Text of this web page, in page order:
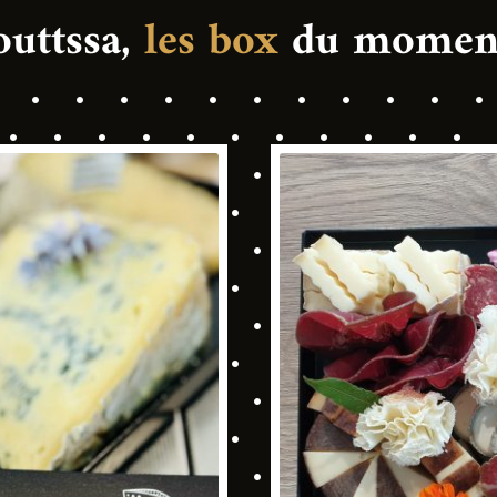
les boxdu